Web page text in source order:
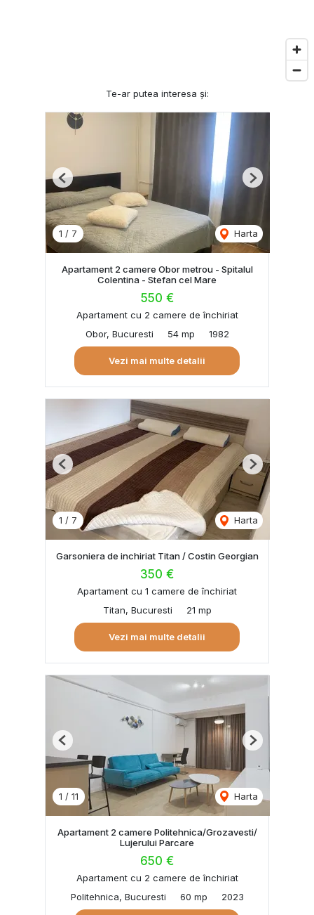
Te-ar putea interesa și:
1 / 7 Harta
Previous Next
Apartament 2 camere Obor metrou - Spitalul
Colentina - Stefan cel Mare
550 €
Apartament cu 2 camere de închiriat
Obor, Bucuresti
54 mp 1982
Vezi mai multe detalii
1 / 7 Harta
Previous Next
Garsoniera de inchiriat Titan / Costin Georgian
350 €
Apartament cu 1 camere de închiriat
Titan, Bucuresti
21 mp
Vezi mai multe detalii
1 / 11 Harta
Previous Next
Apartament 2 camere Politehnica/Grozavesti/
Lujerului Parcare
650 €
Apartament cu 2 camere de închiriat
Politehnica, Bucuresti
60 mp 2023